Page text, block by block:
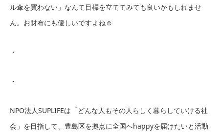
ル傘を買わない」なんて目標を立ててみても良いかもしれませ
ん。お財布にも優しいですよね☺️
・
・
NPO法人SUPLIFEは「どんな人もその人らしく暮らしていける社
会」を目指して、豊島区を拠点に全国へhappyを届けたいと活動